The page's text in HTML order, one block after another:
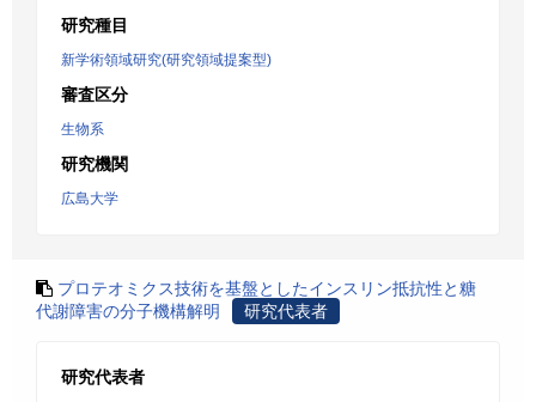
研究種目
新学術領域研究(研究領域提案型)
審査区分
生物系
研究機関
広島大学
プロテオミクス技術を基盤としたインスリン抵抗性と糖
代謝障害の分子機構解明
研究代表者
研究代表者